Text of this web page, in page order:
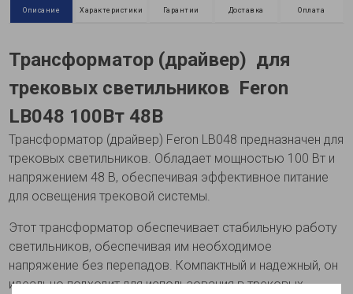
Описание Характеристики Гарантии Доставка Оплата
Трансформатор (драйвер) для
трековых светильников Feron
LB048 100Вт 48В
Трансформатор (драйвер) Feron LB048 предназначен для
трековых светильников. Обладает мощностью 100 Вт и
напряжением 48 В, обеспечивая эффективное питание
для освещения трековой системы.
Этот трансформатор обеспечивает стабильную работу
светильников, обеспечивая им необходимое
напряжение без перепадов. Компактный и надежный, он
идеально подходит для использования в трековых